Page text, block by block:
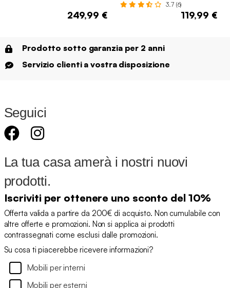
249,99 €
3.7 (6)
119,99 €
Prodotto sotto garanzia per 2 anni
Servizio clienti a vostra disposizione
Seguici
La tua casa amerà i nostri nuovi
prodotti.
Iscriviti per ottenere uno sconto del 10%
Offerta valida a partire da 200€ di acquisto. Non cumulabile con
altre offerte e promozioni. Non si applica ai prodotti
contrassegnati come esclusi dalle promozioni.
Su cosa ti piacerebbe ricevere informazioni?
Mobili per interni
Mobili per esterni